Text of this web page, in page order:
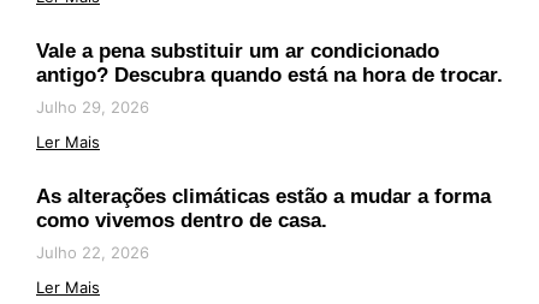
Vale a pena substituir um ar condicionado
antigo? Descubra quando está na hora de trocar.
Julho 29, 2026
Ler Mais
As alterações climáticas estão a mudar a forma
como vivemos dentro de casa.
Julho 22, 2026
Ler Mais